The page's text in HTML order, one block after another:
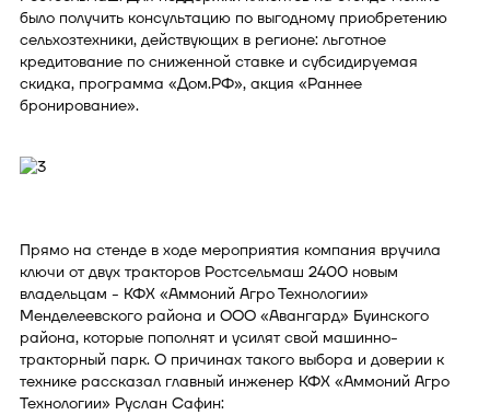
было получить консультацию по выгодному приобретению
сельхозтехники, действующих в регионе: льготное
кредитование по сниженной ставке и субсидируемая
скидка, программа «Дом.РФ», акция «Раннее
бронирование».
Прямо на стенде в ходе мероприятия компания вручила
ключи от двух тракторов Ростсельмаш 2400 новым
владельцам - КФХ «Аммоний Агро Технологии»
Менделеевского района и ООО «Авангард» Буинского
района, которые пополнят и усилят свой машинно-
тракторный парк. О причинах такого выбора и доверии к
технике рассказал главный инженер КФХ «Аммоний Агро
Технологии» Руслан Сафин: